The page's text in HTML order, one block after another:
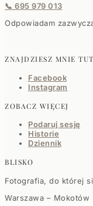
📞 695 979 013
Odpowiadam
ZNAJDZIESZ MNIE
Facebook
Instagram
ZOBACZ WIĘCEJ
Podaruj sesję
Historie
Dziennik
BLISKO
Fotografia, do której
Warszawa – Mokotów